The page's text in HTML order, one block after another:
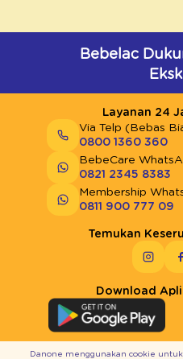
Bebelac
Layanan 24
Via Telp (Bebas
0800 1360 360
BebeCare
0821 2345 8383
Membership
0811 900 777 09
Temukan
Download
Danone menggunakan cookie